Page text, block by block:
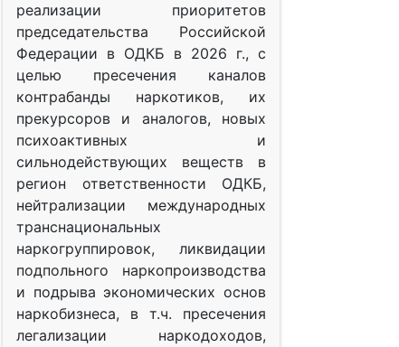
реализации приоритетов
председательства Российской
Федерации в ОДКБ в 2026 г., с
целью пресечения каналов
контрабанды наркотиков, их
прекурсоров и аналогов, новых
психоактивных и
сильнодействующих веществ в
регион ответственности ОДКБ,
нейтрализации международных
транснациональных
наркогруппировок, ликвидации
подпольного наркопроизводства
и подрыва экономических основ
наркобизнеса, в т.ч. пресечения
легализации наркодоходов,